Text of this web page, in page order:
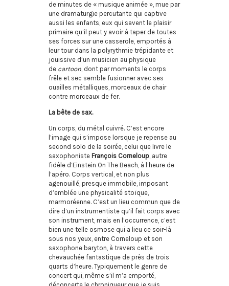
de minutes de « musique animée », mue par
une dramaturgie percutante qui captive
aussi les enfants, eux qui savent le plaisir
primaire qu’il peut y avoir à taper de toutes
ses forces sur une casserole, emportés à
leur tour dans la polyrythmie trépidante et
jouissive d’un musicien au physique
de cartoon, dont par moments le corps
frêle et sec semble fusionner avec ses
ouailles métalliques, morceaux de chair
contre morceaux de fer.
La bête de sax.
Un corps, du métal cuivré. C’est encore
l’image qui s’impose lorsque je repense au
second solo de la soirée, celui que livre le
saxophoniste François Corneloup, autre
fidèle d’Einstein On The Beach, à l’heure de
l’apéro. Corps vertical, et non plus
agenouillé, presque immobile, imposant
d’emblée une physicalité stoïque,
marmoréenne. C’est un lieu commun que de
dire d’un instrumentiste qu’il fait corps avec
son instrument, mais en l’occurrence, c’est
bien une telle osmose qui a lieu ce soir-là
sous nos yeux, entre Corneloup et son
saxophone baryton, à travers cette
chevauchée fantastique de près de trois
quarts d’heure. Typiquement le genre de
concert qui, même s’il m’a emporté,